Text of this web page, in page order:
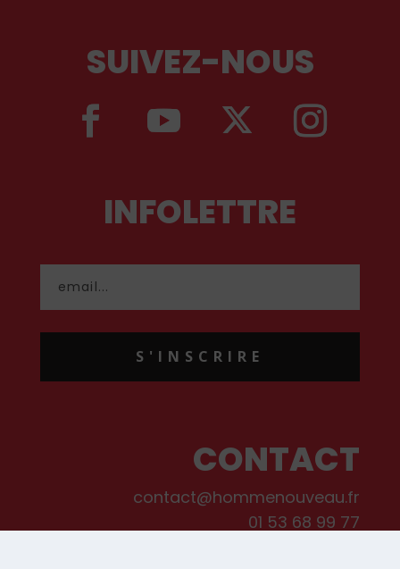
SUIVEZ-NOUS
INFOLETTRE
S'INSCRIRE
CONTACT
contact@hommenouveau.fr
01 53 68 99 77